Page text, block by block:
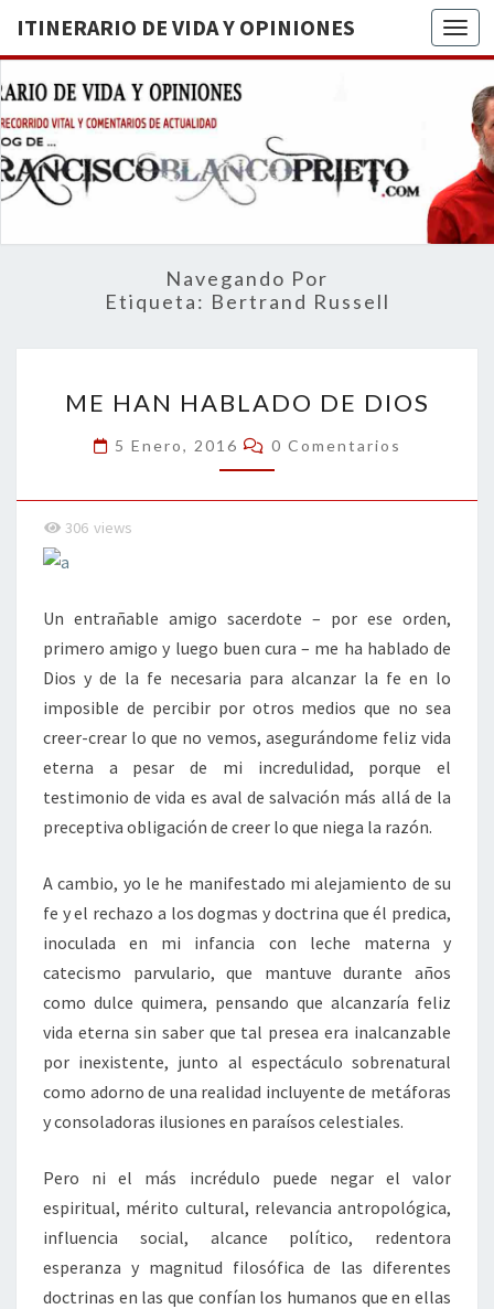
ITINERARIO DE VIDA Y OPINIONES
DE
BREVE
RECORRIDO
VITAL Y
ACTUALIDAD
Navegando Por
Etiqueta: Bertrand Russell
HAN
HABLADO
DE
DIOS
ME HAN HABLADO DE DIOS
5 Enero, 2016 Comentarios
0 Comentarios
306 views
Un entrañable amigo sacerdote – por ese orden,
primero amigo y luego buen cura – me ha hablado de
Dios y de la fe necesaria para alcanzar la fe en lo
imposible de percibir por otros medios que no sea
creer-crear lo que no vemos, asegurándome feliz vida
eterna a pesar de mi incredulidad, porque el
testimonio de vida es aval de salvación más allá de la
preceptiva obligación de creer lo que niega la razón.
A cambio, yo le he manifestado mi alejamiento de su
fe y el rechazo a los dogmas y doctrina que él predica,
inoculada en mi infancia con leche materna y
catecismo parvulario, que mantuve durante años
como dulce quimera, pensando que alcanzaría feliz
vida eterna sin saber que tal presea era inalcanzable
por inexistente, junto al espectáculo sobrenatural
como adorno de una realidad incluyente de metáforas
y consoladoras ilusiones en paraísos celestiales.
Pero ni el más incrédulo puede negar el valor
espiritual, mérito cultural, relevancia antropológica,
influencia social, alcance político, redentora
esperanza y magnitud filosófica de las diferentes
doctrinas en las que confían los humanos que en ellas